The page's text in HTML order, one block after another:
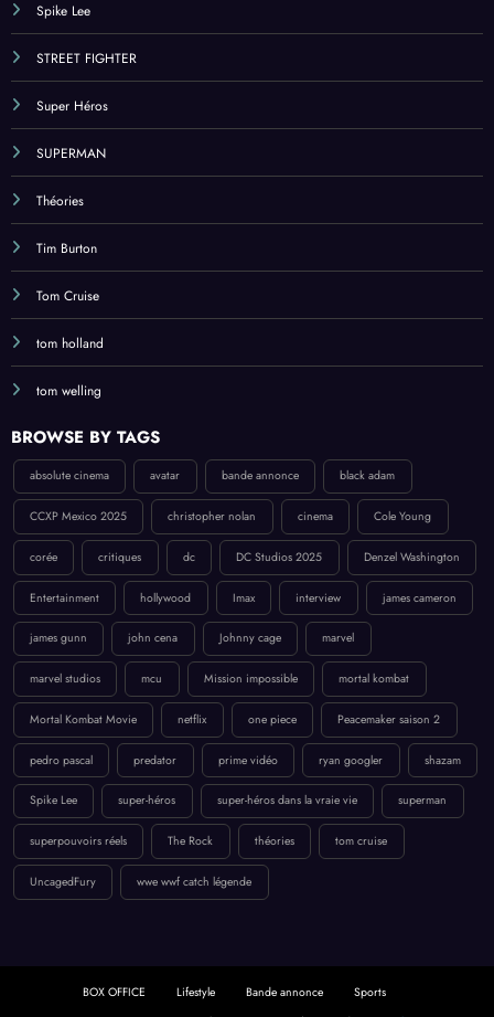
Spike Lee
STREET FIGHTER
Super Héros
SUPERMAN
Théories
Tim Burton
Tom Cruise
tom holland
tom welling
BROWSE BY TAGS
absolute cinema avatar bande annonce black adam
CCXP Mexico 2025 christopher nolan cinema Cole Young
corée critiques dc DC Studios 2025 Denzel Washington
Entertainment hollywood Imax interview james cameron
james gunn john cena Johnny cage marvel
marvel studios mcu Mission impossible mortal kombat
Mortal Kombat Movie netflix one piece Peacemaker saison 2
pedro pascal predator prime vidéo ryan googler shazam
Spike Lee super-héros super-héros dans la vraie vie superman
superpouvoirs réels The Rock théories tom cruise
UncagedFury wwe wwf catch légende
BOX OFFICE Lifestyle Bande annonce
Sports